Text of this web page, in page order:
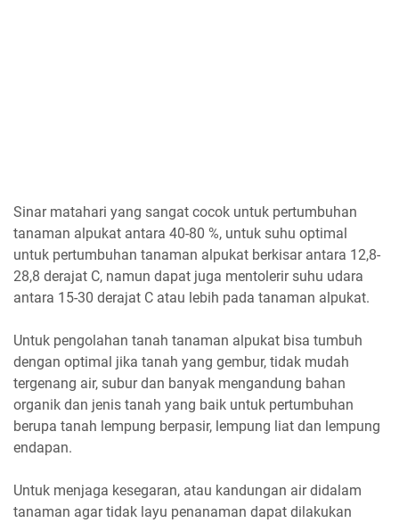
Sinar matahari yang sangat cocok untuk pertumbuhan
tanaman alpukat antara 40-80 %, untuk suhu optimal
untuk pertumbuhan tanaman alpukat berkisar antara 12,8-
28,8 derajat C, namun dapat juga mentolerir suhu udara
antara 15-30 derajat C atau lebih pada tanaman alpukat.
Untuk pengolahan tanah tanaman alpukat bisa tumbuh
dengan optimal jika tanah yang gembur, tidak mudah
tergenang air, subur dan banyak mengandung bahan
organik dan jenis tanah yang baik untuk pertumbuhan
berupa tanah lempung berpasir, lempung liat dan lempung
endapan.
Untuk menjaga kesegaran, atau kandungan air didalam
tanaman agar tidak layu penanaman dapat dilakukan